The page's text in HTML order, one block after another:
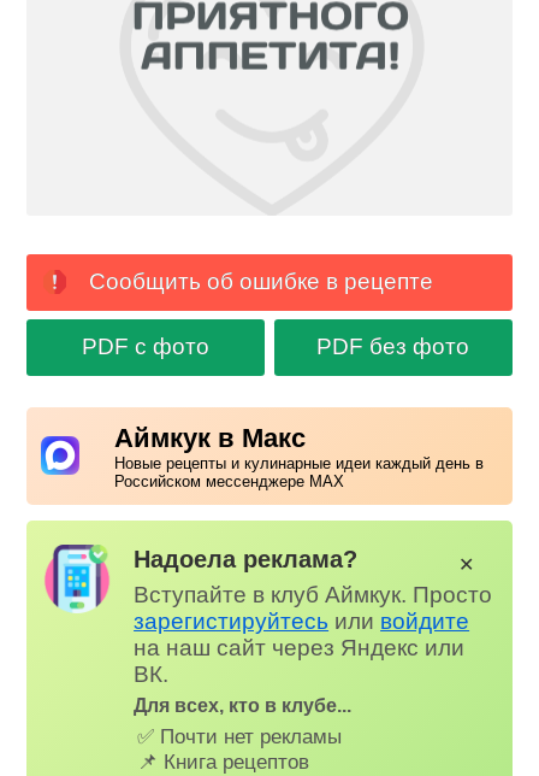
Сообщить об ошибке в рецепте
PDF с фото PDF без фото
Аймкук в Макс
Новые рецепты и кулинарные идеи каждый день в
Российском мессенджере MAX
Надоела реклама?
Вступайте в клуб Аймкук. Просто
зарегистируйтесь или войдите
на наш сайт через Яндекс или
ВК.
Для всех, кто в клубе...
✅ Почти нет рекламы
📌 Книга рецептов
✕